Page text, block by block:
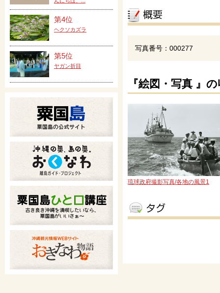
写真番号：000277
『絵図・写真 』
琉球政府撮影写真/各地の風景1
第4位
ヘクソカズラ
第5位
ヤガン折目